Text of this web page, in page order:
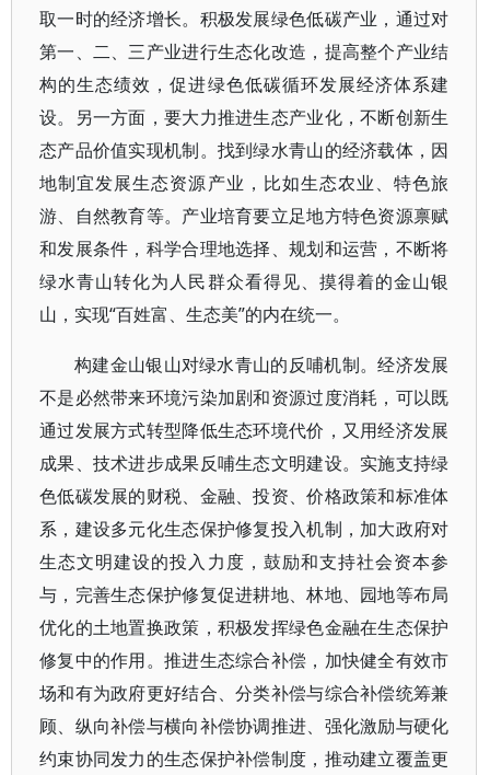
取一时的经济增长。积极发展绿色低碳产业，通过对
第一、二、三产业进行生态化改造，提高整个产业结
构的生态绩效，促进绿色低碳循环发展经济体系建
设。另一方面，要大力推进生态产业化，不断创新生
态产品价值实现机制。找到绿水青山的经济载体，因
地制宜发展生态资源产业，比如生态农业、特色旅
游、自然教育等。产业培育要立足地方特色资源禀赋
和发展条件，科学合理地选择、规划和运营，不断将
绿水青山转化为人民群众看得见、摸得着的金山银
山，实现“百姓富、生态美”的内在统一。
构建金山银山对绿水青山的反哺机制。经济发展
不是必然带来环境污染加剧和资源过度消耗，可以既
通过发展方式转型降低生态环境代价，又用经济发展
成果、技术进步成果反哺生态文明建设。实施支持绿
色低碳发展的财税、金融、投资、价格政策和标准体
系，建设多元化生态保护修复投入机制，加大政府对
生态文明建设的投入力度，鼓励和支持社会资本参
与，完善生态保护修复促进耕地、林地、园地等布局
优化的土地置换政策，积极发挥绿色金融在生态保护
修复中的作用。推进生态综合补偿，加快健全有效市
场和有为政府更好结合、分类补偿与综合补偿统筹兼
顾、纵向补偿与横向补偿协调推进、强化激励与硬化
约束协同发力的生态保护补偿制度，推动建立覆盖更